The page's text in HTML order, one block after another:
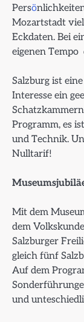
Persö
Mozartstadt
Eckdaten. Bei
eigenen Tempo
Salzburg ist
Interesse ein
Programm, es
und Technik.
Nulltarif!
Mit dem
dem
Salzburger
gleich fünf
Auf dem
und